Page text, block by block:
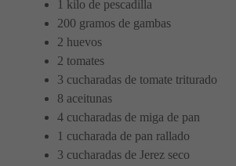
1 kilo de pescadilla
200 gramos de gambas
2 huevos
2 tomates
3 cucharadas de tomate triturado
8 aceitunas
4 cucharadas de miga de pan
1 cucharada de pan rallado
3 cucharadas de Jerez seco